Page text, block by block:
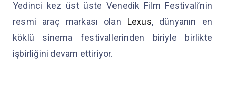
Yedinci kez üst üste Venedik Film Festivali’nin
resmi araç markası olan Lexus, dünyanın en
köklü sinema festivallerinden biriyle birlikte
işbirliğini devam ettiriyor.